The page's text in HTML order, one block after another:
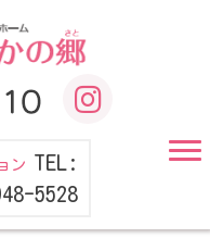
ン TEL:
5528